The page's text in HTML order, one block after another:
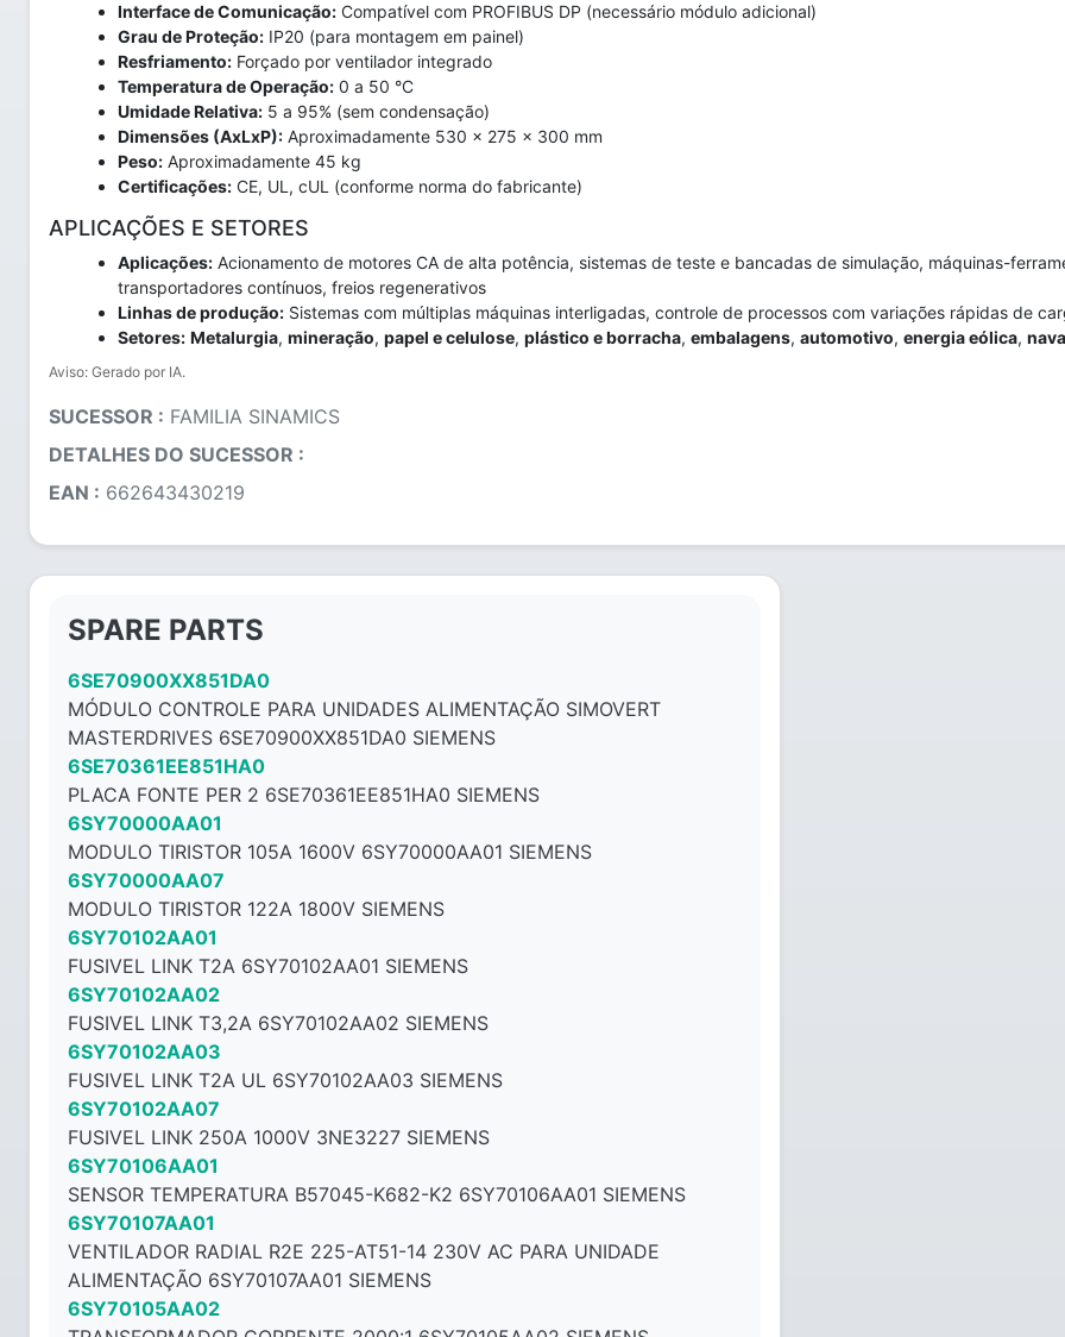
Interface de Comunicação: Compatível com PROFIBUS DP (necessário módulo adicional)
Grau de Proteção: IP20 (para montagem em painel)
Resfriamento: Forçado por ventilador integrado
Temperatura de Operação: 0 a 50 °C
Umidade Relativa: 5 a 95% (sem condensação)
Dimensões (AxLxP): Aproximadamente 530 x 275 x 300 mm
Peso: Aproximadamente 45 kg
Certificações: CE, UL, cUL (conforme norma do fabricante)
APLICAÇÕES E SETORES
Aplicações: Acionamento de motores CA de alta potência, sistemas de teste e bancadas de simulação, máquinas-
transportadores contínuos, freios regenerativos
Linhas de produção: Sistemas com múltiplas máquinas interligadas, controle de processos com variações rápidas de
Setores: Metalurgia, mineração, papel e celulose, plástico e borracha, embalagens, automotivo, energia eólica,
Aviso: Gerado por IA.
SUCESSOR : FAMILIA SINAMICS
DETALHES DO SUCESSOR :
EAN : 662643430219
SPARE PARTS
6SE70900XX851DA0
MÓDULO CONTROLE PARA UNIDADES ALIMENTAÇÃO SIMOVERT
MASTERDRIVES 6SE70900XX851DA0 SIEMENS
6SE70361EE851HA0
PLACA FONTE PER 2 6SE70361EE851HA0 SIEMENS
6SY70000AA01
MODULO TIRISTOR 105A 1600V 6SY70000AA01 SIEMENS
6SY70000AA07
MODULO TIRISTOR 122A 1800V SIEMENS
6SY70102AA01
FUSIVEL LINK T2A 6SY70102AA01 SIEMENS
6SY70102AA02
FUSIVEL LINK T3,2A 6SY70102AA02 SIEMENS
6SY70102AA03
FUSIVEL LINK T2A UL 6SY70102AA03 SIEMENS
6SY70102AA07
FUSIVEL LINK 250A 1000V 3NE3227 SIEMENS
6SY70106AA01
SENSOR TEMPERATURA B57045-K682-K2 6SY70106AA01 SIEMENS
6SY70107AA01
VENTILADOR RADIAL R2E 225-AT51-14 230V AC PARA UNIDADE
ALIMENTAÇÃO 6SY70107AA01 SIEMENS
6SY70105AA02